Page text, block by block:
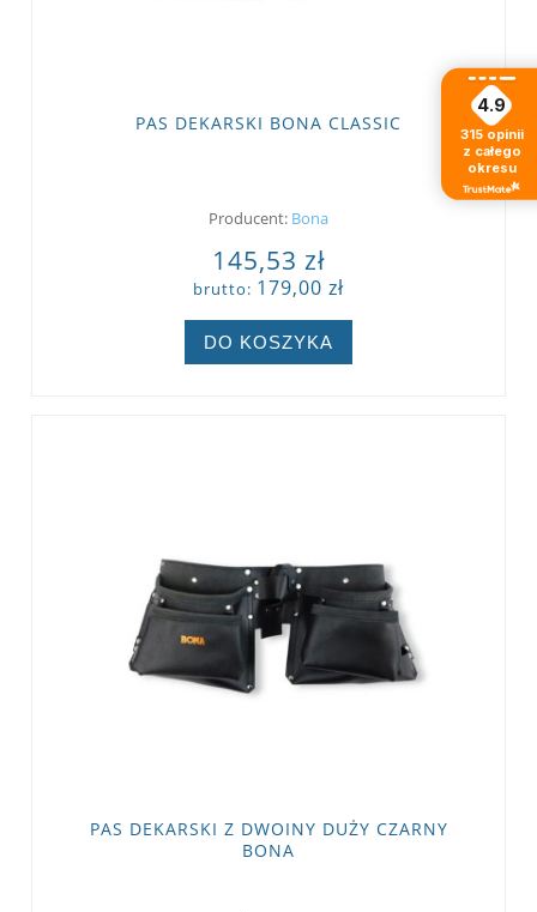
PAS DEKARSKI BONA CLASSIC
Producent: Bona
145,53 zł
brutto: 179,00 zł
DO KOSZYKA
PAS DEKARSKI Z DWOINY DUŻY CZARNY
BONA
4.9
315 opinii
z całego
okresu